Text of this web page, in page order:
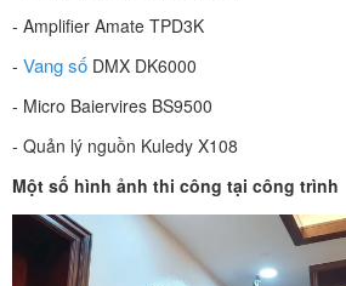
- Amplifier Amate TPD3K
- Vang số DMX DK6000
- Micro Baiervires BS9500
- Quản lý nguồn Kuledy X108
Một số hình ảnh thi công tại công trình